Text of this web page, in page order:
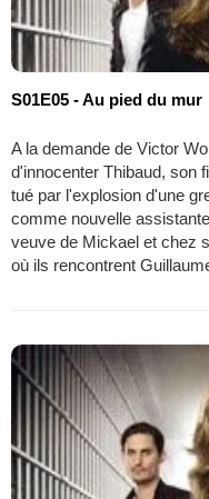
S01E05 - Au pied du mur
A la demande de Victor
d'innocenter Thibaud, son
tué par l'explosion d'une
comme nouvelle
veuve de Mickael et chez
où ils rencontrent